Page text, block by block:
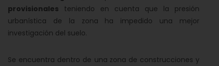
provisionales teniendo en cuenta que la presión
urbanística de la zona ha impedido una mejor
investigación del suelo.
Se encuentra dentro de una zona de construcciones y